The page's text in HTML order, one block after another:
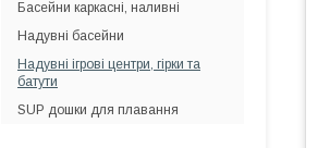
Басейни каркасні, наливні
Надувні басейни
Надувні ігрові центри, гірки та
батути
SUP дошки для плавання